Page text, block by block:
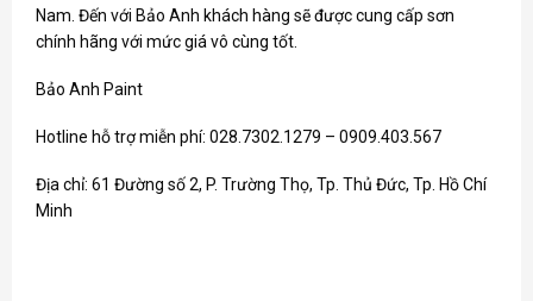
Nam. Đến với Bảo Anh khách hàng sẽ được cung cấp sơn
chính hãng với mức giá vô cùng tốt.
Bảo Anh Paint
Hotline hỗ trợ miễn phí: 028.7302.1279 – 0909.403.567
Địa chỉ: 61 Đường số 2, P. Trường Thọ, Tp. Thủ Đức, Tp. Hồ Chí
Minh